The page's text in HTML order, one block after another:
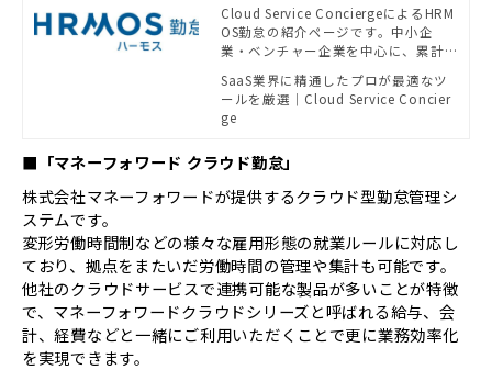
Cloud Service ConciergeによるHRM
OS勤怠の紹介ページです。中小企
業・ベンチャー企業を中心に、累計6
している勤怠管理システム。使いや
すい管理画面に利用者画面は全てス
マホ対応。アプリからかんたんに打
SaaS業界に精通したプロが最適なツ
ールを厳選｜Cloud Service Concier
ge
■「マネーフォワード クラウド勤怠」
株式会社マネーフォワードが提供するクラウド型勤怠管理シ
ステムです。
変形労働時間制などの様々な雇用形態の就業ルールに対応し
ており、拠点をまたいだ労働時間の管理や集計も可能です。
他社のクラウドサービスで連携可能な製品が多いことが特徴
で、マネーフォワードクラウドシリーズと呼ばれる給与、会
計、経費などと一緒にご利用いただくことで更に業務効率化
を実現できます。